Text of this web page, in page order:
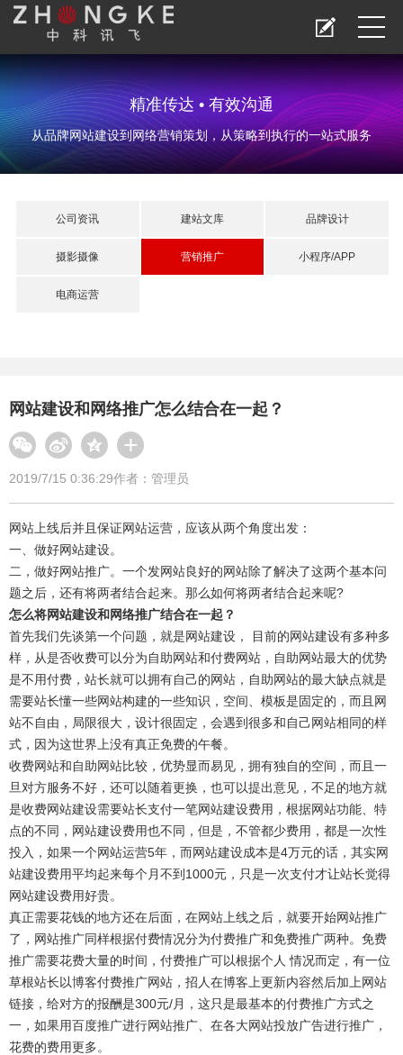
精准传达 • 有效沟通
从品牌网站建设到网络营销策划，从策略到执行的一站式服务
公司资讯 建站文库 品牌设计
摄影摄像 营销推广 小程序/APP
电商运营
网站建设和网络推广怎么结合在一起？
作者：管理员
2019/7/15 0:36:29
网站上线后并且保证网站运营，应该从两个角度出发：
一、做好网站建设。
二，做好网站推广。一个发网站良好的网站除了解决了这两个基本问
题之后，还有将两者结合起来。那么如何将两者结合起来呢?
怎么将网站建设和网络推广结合在一起？
首先我们先谈第一个问题，就是网站建设， 目前的网站建设有多种多
样，从是否收费可以分为自助网站和付费网站，自助网站最大的优势
是不用付费，站长就可以拥有自己的网站，自助网站的最大缺点就是
需要站长懂一些网站构建的一些知识，空间、模板是固定的，而且网
站不自由，局限很大，设计很固定，会遇到很多和自己网站相同的样
式，因为这世界上没有真正免费的午餐。
收费网站和自助网站比较，优势显而易见，拥有独自的空间，而且一
旦对方服务不好，还可以随着更换，也可以提出意见，不足的地方就
是收费网站建设需要站长支付一笔网站建设费用，根据网站功能、特
点的不同，网站建设费用也不同，但是，不管都少费用，都是一次性
投入，如果一个网站运营5年，而网站建设成本是4万元的话，其实网
站建设费用平均起来每个月不到1000元，只是一次支付才让站长觉得
网站建设费用好贵。
真正需要花钱的地方还在后面，在网站上线之后，就要开始网站推广
了，网站推广同样根据付费情况分为付费推广和免费推广两种。免费
推广需要花费大量的时间，付费推广可以根据个人 情况而定，有一位
草根站长以博客付费推广网站，招人在博客上更新内容然后加上网站
链接，给对方的报酬是300元/月，这只是最基本的付费推广方式之
一，如果用百度推广进行网站推广、在各大网站投放广告进行推广，
花费的费用更多。